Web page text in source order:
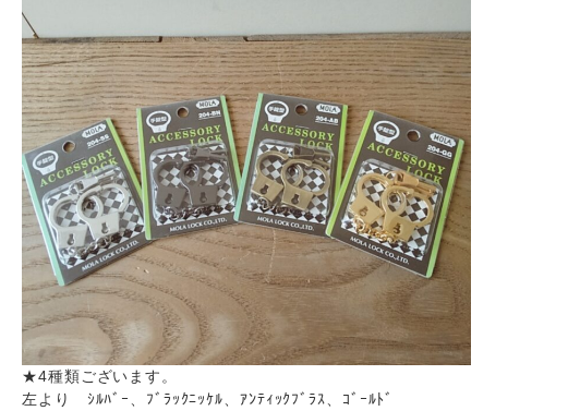
★4種類ございます。
左より ｼﾙﾊﾞｰ、ﾌﾞﾗｯｸﾆｯｹﾙ、ｱﾝﾃｨｯｸﾌﾞﾗｽ、ｺﾞｰﾙﾄﾞ